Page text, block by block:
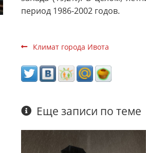
период 1986-2002 годов.
Климат города Ивота
Еще записи по теме